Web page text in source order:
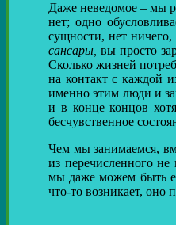
Даже неведомое – мы
нет; одно
сущности, нет ничего,
сансары, вы просто
Сколько жизней
на контакт с каждой
именно этим люди и
и в конце концов
бесчувственное
Чем мы занимаемся,
из перечисленного
мы даже можем быть
что-то возникает, оно